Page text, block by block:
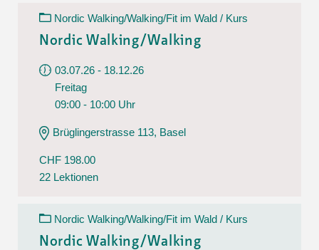
Nordic Walking/Walking/Fit im Wald / Kurs
Nordic Walking/Walking
03.07.26 - 18.12.26
Freitag
09:00 - 10:00 Uhr
Brüglingerstrasse 113, Basel
CHF 198.00
22 Lektionen
Nordic Walking/Walking/Fit im Wald / Kurs
Nordic Walking/Walking